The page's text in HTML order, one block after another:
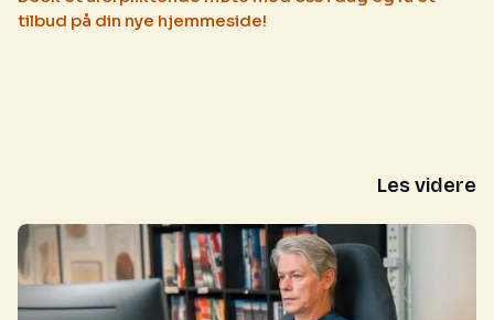
tilbud på din nye hjemmeside!
Les videre